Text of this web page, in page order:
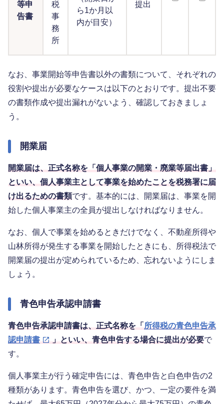
等申
告書
税
事
務
所
ら1か月以
内が目安）
提出
なお、事業開始等申告書以外の書類について、それぞれの
役割や提出が必要なケースは以下のとおりです。提出不要
の書類作成や提出漏れがないよう、確認しておきましょ
う。
開業届
開業届は、正式名称を「個人事業の開業・廃業等届出書」
といい、個人事業主として事業を始めたことを税務署に届
け出るための書類です。基本的には、開業届は、事業を開
始した個人事業主の全員が提出しなければなりません。
なお、個人で事業を始めるときだけでなく、不動産所得や
山林所得が発生する事業を開始したときにも、所得税法で
開業届の提出が定められているため、忘れないようにしま
しょう。
青色申告承認申請書
青色申告承認申請書は、正式名称を「 所得税の青色申告承
認申請書
」といい、青色申告する場合に提出が必要で
す。
個人事業主が行う確定申告には、青色申告と白色申告の2
種類があります。青色申告を選び、かつ、一定の要件を満